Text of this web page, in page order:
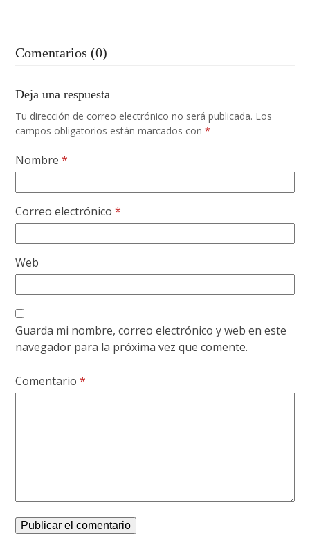
Comentarios (0)
Deja una respuesta
Tu dirección de correo electrónico no será publicada. Los
campos obligatorios están marcados con*
Nombre*
Correo electrónico*
Web
Guarda mi nombre, correo electrónico y web en este
navegador para la próxima vez que comente.
Comentario*